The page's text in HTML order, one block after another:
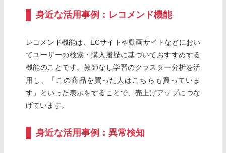
身近な活用事例：レコメンド機能
レコメンド機能は、ECサイトや動画サイトなどにおい
てユーザーの検索・購入履歴に基づいておすすめする
機能のことです。教師なし学習のクラスター分析を活
用し、「この商品を買った人はこちらも買っていま
す」といった表示をすることで、売上げアップにつな
げています。
身近な活用事例：異常検知